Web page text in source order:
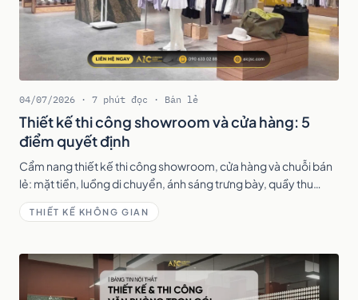
04/07/2026 · 7 phút đọc · Bán lẻ
Thiết kế thi công showroom và cửa hàng: 5
điểm quyết định
Cẩm nang thiết kế thi công showroom, cửa hàng và chuỗi bán
lẻ: mặt tiền, luồng di chuyển, ánh sáng trưng bày, quầy thu
ngân và triển khai kịp khai trương.
THIẾT KẾ KHÔNG GIAN